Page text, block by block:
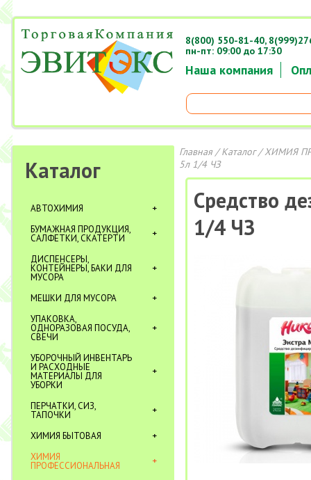
Наша компания
8(800) 550-81-40,
пн-пт: 09:00 до 17:30
Каталог
АВТОХИМИЯ
БУМАЖНАЯ ПРОДУКЦИЯ,
САЛФЕТКИ, СКАТЕРТИ
ДИСПЕНСЕРЫ,
КОНТЕЙНЕРЫ, БАКИ ДЛЯ
МУСОРА
МЕШКИ ДЛЯ МУСОРА
УПАКОВКА,
ОДНОРАЗОВАЯ ПОСУДА,
СВЕЧИ
УБОРОЧНЫЙ ИНВЕНТАРЬ
И РАСХОДНЫЕ
МАТЕРИАЛЫ ДЛЯ
УБОРКИ
ПЕРЧАТКИ, СИЗ,
ТАПОЧКИ
ХИМИЯ БЫТОВАЯ
ХИМИЯ
ПРОФЕССИОНАЛЬНАЯ
Главная/Каталог/ХИМИЯ
5л 1/4 ЧЗ
Средство
1/4 ЧЗ